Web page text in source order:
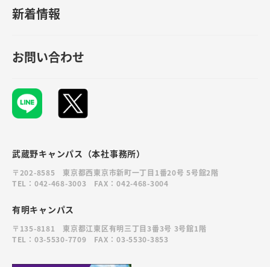
新着情報
お問い合わせ
武蔵野キャンパス（本社事務所）
〒202-8585 東京都西東京市新町一丁目1番20号 5号館2階
TEL：042-468-3003 FAX：042-468-3004
有明キャンパス
〒135-8181 東京都江東区有明三丁目3番3号 3号館1階
TEL：03-5530-7709 FAX：03-5530-3853